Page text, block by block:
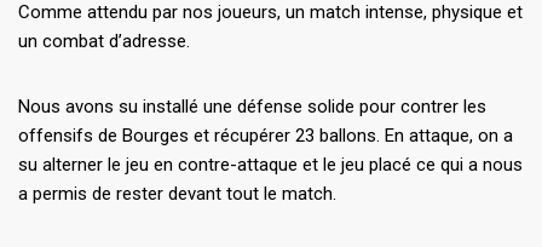
Comme attendu par nos joueurs, un match intense, physique et
un combat d’adresse.
Nous avons su installé une défense solide pour contrer les
offensifs de Bourges et récupérer 23 ballons. En attaque, on a
su alterner le jeu en contre-attaque et le jeu placé ce qui a nous
a permis de rester devant tout le match.